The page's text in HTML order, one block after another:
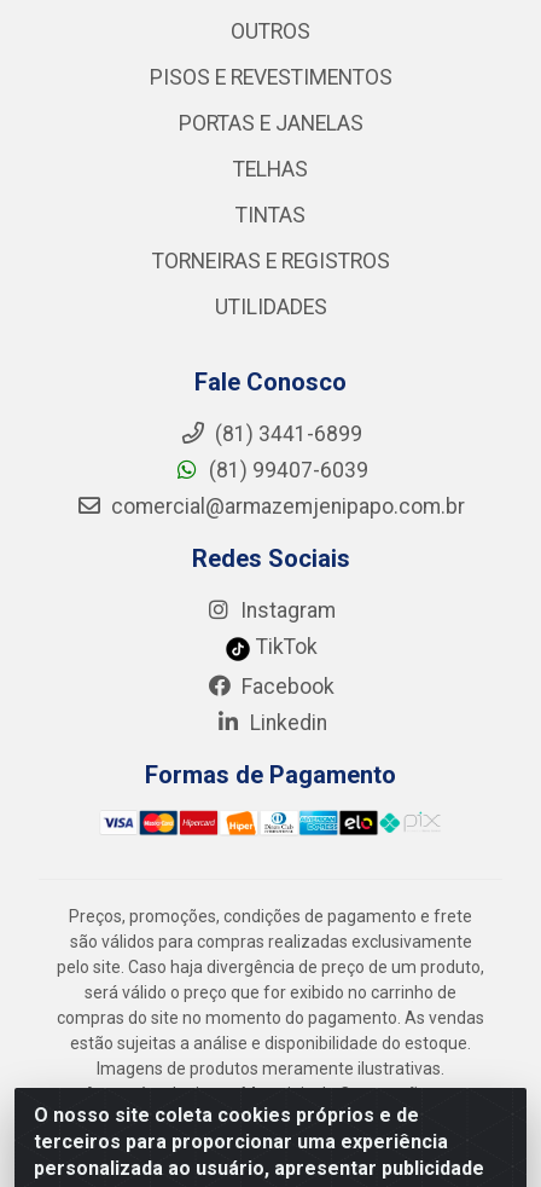
O nosso site coleta cookies próprios e de
terceiros para proporcionar uma experiência
personalizada ao usuário, apresentar publicidade
OUTROS
PISOS E REVESTIMENTOS
PORTAS E JANELAS
TELHAS
TINTAS
TORNEIRAS E REGISTROS
UTILIDADES
Fale Conosco
(81) 3441-6899
(81) 99407-6039
comercial@armazemjenipapo.com.br
Redes Sociais
Instagram
TikTok
Facebook
Linkedin
Formas de Pagamento
Preços, promoções, condições de pagamento e frete
são válidos para compras realizadas exclusivamente
pelo site. Caso haja divergência de preço de um produto,
será válido o preço que for exibido no carrinho de
compras do site no momento do pagamento. As vendas
estão sujeitas a análise e disponibilidade do estoque.
Imagens de produtos meramente ilustrativas.
Armazém Jenipapo Materiais de Construção em
Geral LTDA - Rua das Flores, 2691 - Guabiraba,
Recife/PE - CEP 52.291-630 - CNPJ
41.097.379/0001-